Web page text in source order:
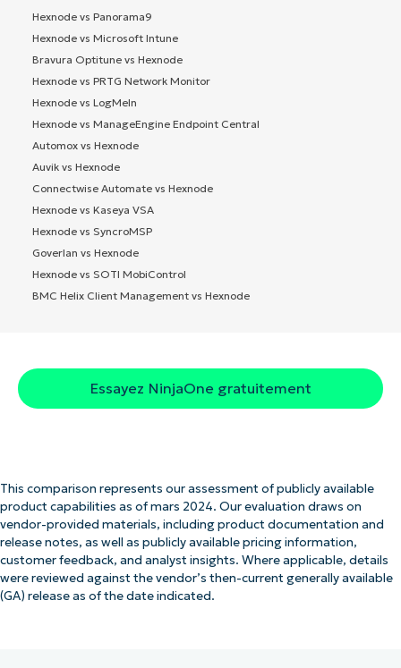
Hexnode vs Panorama9
Hexnode vs Microsoft Intune
Bravura Optitune vs Hexnode
Hexnode vs PRTG Network Monitor
Hexnode vs LogMeIn
Hexnode vs ManageEngine Endpoint Central
Automox vs Hexnode
Auvik vs Hexnode
Connectwise Automate vs Hexnode
Hexnode vs Kaseya VSA
Hexnode vs SyncroMSP
Goverlan vs Hexnode
Hexnode vs SOTI MobiControl
BMC Helix Client Management vs Hexnode
Essayez NinjaOne gratuitement
This comparison represents our assessment of publicly available
product capabilities as of mars 2024. Our evaluation draws on
vendor-provided materials, including product documentation and
release notes, as well as publicly available pricing information,
customer feedback, and analyst insights. Where applicable, details
were reviewed against the vendor’s then-current generally available
(GA) release as of the date indicated.